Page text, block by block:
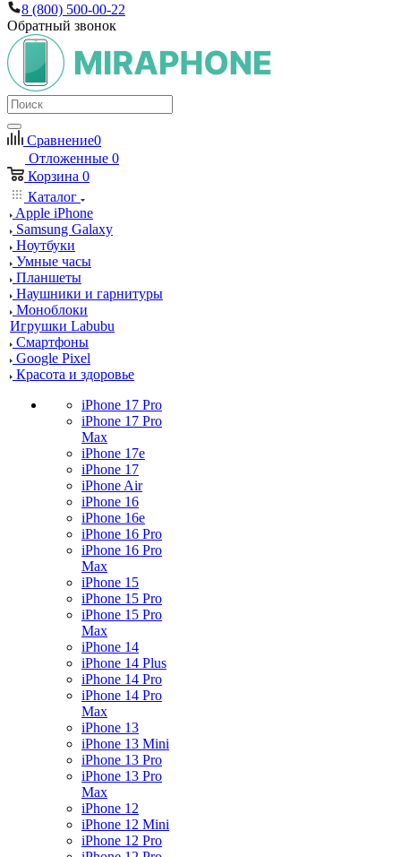
8 (800) 500-00-22
Обратный звонок
Сравнение0
Отложенные 0
Корзина 0
Каталог
Apple iPhone
Samsung Galaxy
Ноутбуки
Умные часы
Планшеты
Наушники и гарнитуры
Моноблоки
Игрушки Labubu
Смартфоны
Google Pixel
Красота и здоровье
iPhone 17 Pro
iPhone 17 Pro
Max
iPhone 17e
iPhone 17
iPhone Air
iPhone 16
iPhone 16e
iPhone 16 Pro
iPhone 16 Pro
Max
iPhone 15
iPhone 15 Pro
iPhone 15 Pro
Max
iPhone 14
iPhone 14 Plus
iPhone 14 Pro
iPhone 14 Pro
Max
iPhone 13
iPhone 13 Mini
iPhone 13 Pro
iPhone 13 Pro
Max
iPhone 12
iPhone 12 Mini
iPhone 12 Pro